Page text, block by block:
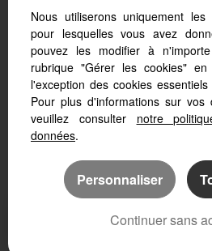
Afin de vous offrir un confort
votre PC, votre tablette ou
s’adapte automatiquement
Nous utiliserons uniquement les
pour lesquelles vous avez
pouvez les modifier à
rubrique "Gérer les cookies"
l'exception des cookies
Pour plus d'informations sur vos
veuillez consulter notre
données.
Personnaliser
Continuer sans